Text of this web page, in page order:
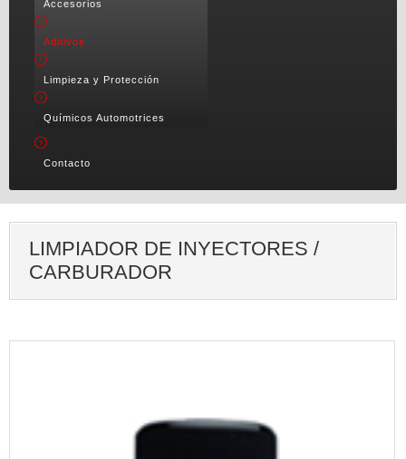
Accesorios
Aditivos
Limpieza y Protección
Químicos Automotrices
Contacto
LIMPIADOR DE INYECTORES /
CARBURADOR